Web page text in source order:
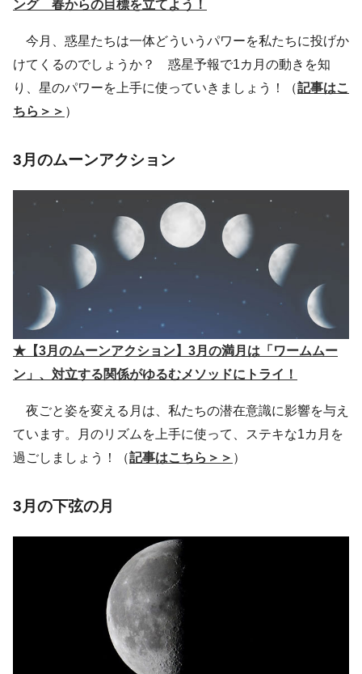
ング 春からの目標を立てよう！
今月、惑星たちは一体どういうパワーを私たちに投げか
けてくるのでしょうか？ 惑星予報で1カ月の動きを知
り、星のパワーを上手に使っていきましょう！（記事はこ
ちら＞＞ ）
3月のムーンアクション
★【3月のムーンアクション】3月の満月は「ワームムー
ン」、対立する関係がゆるむメソッドにトライ！
夜ごと姿を変える月は、私たちの潜在意識に影響を与え
ています。月のリズムを上手に使って、ステキな1カ月を
過ごしましょう！（記事はこちら＞＞ ）
3月の下弦の月